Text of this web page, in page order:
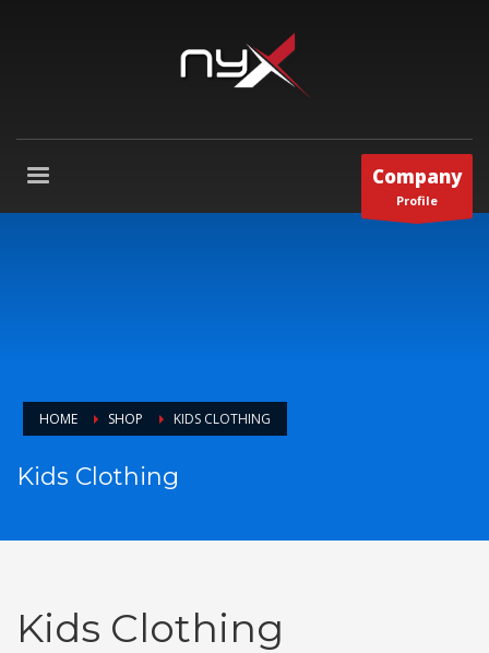
Company
Profile
HOME SHOP KIDS CLOTHING
Kids Clothing
Kids Clothing